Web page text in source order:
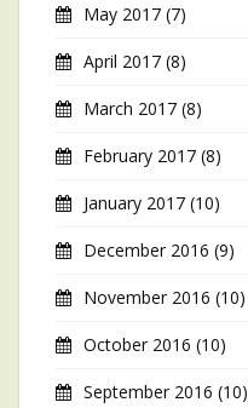
May 2017 (7)
April 2017 (8)
March 2017 (8)
February 2017 (8)
January 2017 (10)
December 2016 (9)
November 2016 (10)
October 2016 (10)
September 2016 (10)